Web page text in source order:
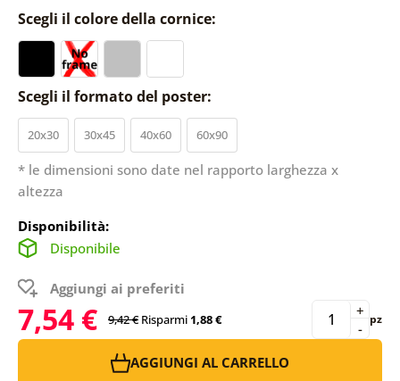
Scegli il colore della cornice:
Scegli il formato del poster:
20x30 30x45 40x60 60x90
* le dimensioni sono date nel rapporto larghezza x
altezza
Disponibilità:
Disponibile
Aggiungi ai preferiti
7,54 € 9,42 € Risparmi1,88 € -
+ pz
AGGIUNGI AL CARRELLO